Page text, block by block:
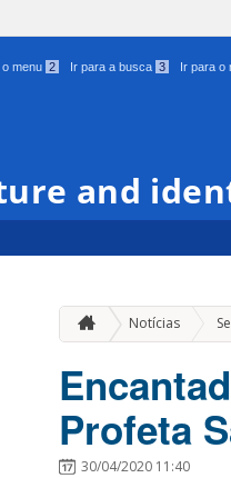
menu 2 Ir para a busca 3 Ir para o
and
Notícias
Profeta
30/04/2020 11:40